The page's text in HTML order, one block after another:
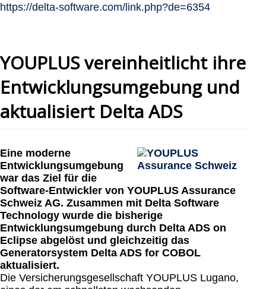
https://delta-software.com/link.php?de=6354
YOUPLUS vereinheitlicht ihre
Entwicklungsumgebung und
aktualisiert Delta ADS
Eine moderne
Entwicklungsumgebung
war das Ziel für die
Software-Entwickler von YOUPLUS Assurance
Schweiz AG. Zusammen mit Delta Software
Technology wurde die bisherige
Entwicklungsumgebung durch Delta ADS on
Eclipse abgelöst und gleichzeitig das
Generatorsystem Delta ADS for COBOL
aktualisiert.
Die Versicherungsgesellschaft YOUPLUS Lugano,